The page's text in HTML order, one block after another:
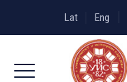
Lat Eng